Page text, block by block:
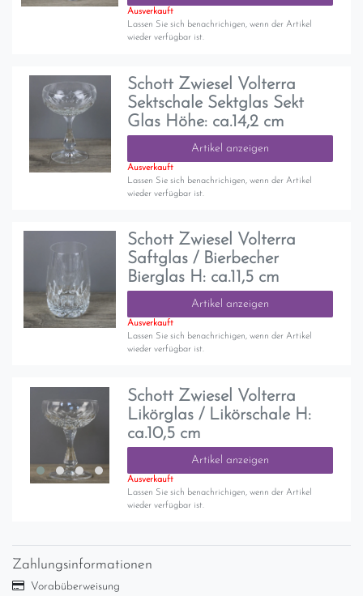
Ausverkauft
Lassen Sie sich benachrichigen, wenn der Artikel
wieder verfügbar ist.
Schott Zwiesel Volterra
Sektschale Sektglas Sekt
Glas Höhe: ca.14,2 cm
Artikel anzeigen
Ausverkauft
Lassen Sie sich benachrichigen, wenn der Artikel
wieder verfügbar ist.
Schott Zwiesel Volterra
Saftglas / Bierbecher
Bierglas H: ca.11,5 cm
Artikel anzeigen
Ausverkauft
Lassen Sie sich benachrichigen, wenn der Artikel
wieder verfügbar ist.
Schott Zwiesel Volterra
Likörglas / Likörschale H:
ca.10,5 cm
Artikel anzeigen
Ausverkauft
Lassen Sie sich benachrichigen, wenn der Artikel
wieder verfügbar ist.
Zahlungsinformationen
Vorabüberweisung